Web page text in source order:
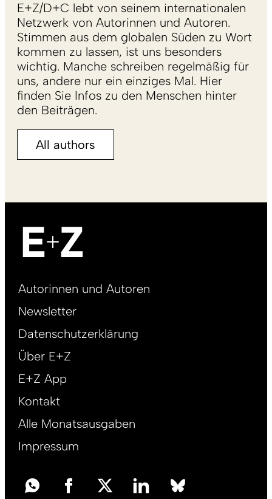
E+Z/D+C lebt von seinem internationalen
Netzwerk von Autorinnen und Autoren.
Stimmen aus dem globalen Süden zu Wort
kommen zu lassen, ist uns besonders
wichtig. Manche schreiben regelmäßig für
uns, andere nur ein einziges Mal. Hier
finden Sie Infos zu den Menschen hinter
den Beiträgen.
All authors
Footer
DE
Autorinnen und Autoren
Newsletter
Datenschutzerklärung
Über E+Z
E+Z App
Kontakt
Alle Monatsausgaben
Impressum